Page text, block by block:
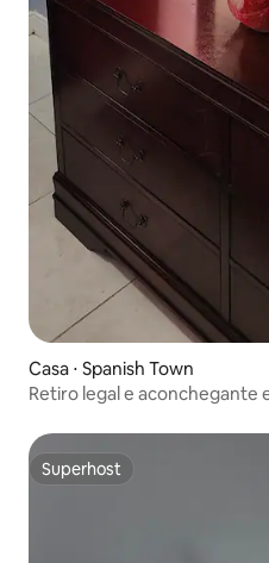
Casa ⋅ Spanish Town
Retiro legal e aconchegante
Superhost
Superhost